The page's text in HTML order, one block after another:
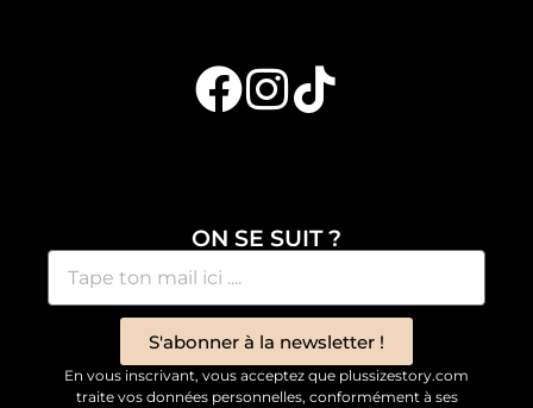
ON SE SUIT ?
S'abonner à la newsletter !
En vous inscrivant, vous acceptez que plussizestory.com
traite vos données personnelles, conformément à ses